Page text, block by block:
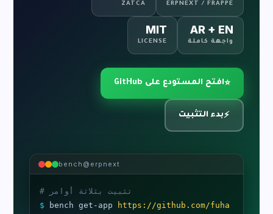
ERPNEXT / FRAPPE
ZATCA
AR + EN
واجهة كاملة
MIT
LICENSE
⭐افتح المستودع على GitHub
⚡بدء التثبيت
bench@erpnext
# تثبيت بثلاثة أوامر
$ bench get-app
https://github.com/fuha